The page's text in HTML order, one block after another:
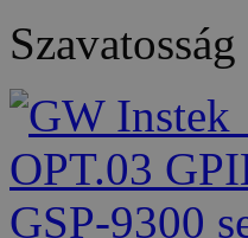
Szavatosság